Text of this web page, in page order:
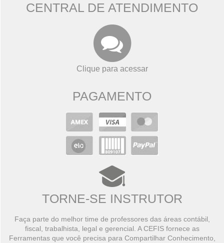
CENTRAL DE ATENDIMENTO
Clique para acessar
PAGAMENTO
TORNE-SE INSTRUTOR
Faça parte do melhor time de professores das áreas contábil,
fiscal, trabalhista, legal e gerencial. A CEFIS fornece as
Ferramentas que você precisa para Compartilhar Conhecimento,